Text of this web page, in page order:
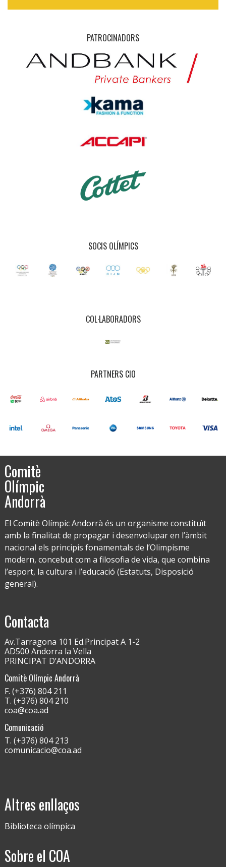
PATROCINADORS
SOCIS OLÍMPICS
COL·LABORADORS
PARTNERS CIO
Comitè
Olímpic
Andorrà
El Comitè Olímpic Andorrà és un organisme constituït
amb la finalitat de propagar i desenvolupar en l’àmbit
nacional els principis fonamentals de l’Olimpisme
modern, concebut com a filosofia de vida, que combina
l’esport, la cultura i l’educació (Estatuts, Disposició
general).
Contacta
Av.Tarragona 101 Ed.Principat A 1-2
AD500 Andorra la Vella
PRINCIPAT D’ANDORRA
Comitè Olímpic Andorrà
F. (+376) 804 211
T. (+376) 804 210
coa@coa.ad
Comunicació
T. (+376) 804 213
comunicacio@coa.ad
Altres enllaços
Biblioteca olímpica
Sobre el COA